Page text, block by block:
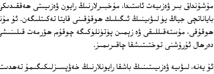
مۇشۇنداق بىر ۋەزىيەت ئاستىدا، مۇخبىرلارنىڭ رايون ۋەزىيىتى
باياناتچى جياڭ يۈ لىۋىينىڭ ئىگىلىك ھوقۇقىنى قايتا تەكىتلىگەن. ئۇ
ھوقۇقى، مۇستەقىللىقى ۋە زېمىن پۈتۈنلۈكىگە چوقۇم ھۆرمەت
دەرھال ئۇرۇشنى توختىتىشقا چاقىرىمىز.
ئۇ يەنە، لىۋىيە ۋەزىيىتىنىڭ باشقا رايونلارنىڭ خەۋپسىزلىكىگىمۇ